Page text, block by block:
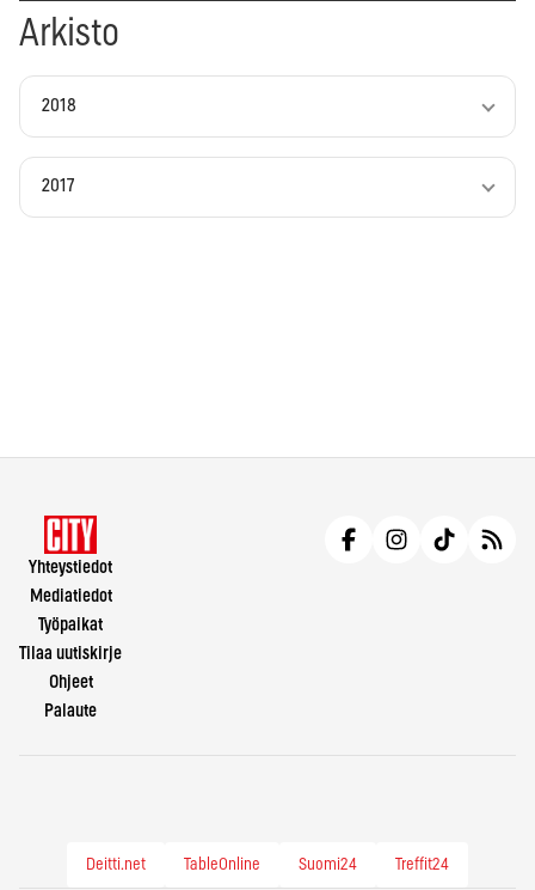
Arkisto
2018
2017
Yhteystiedot
Mediatiedot
Työpaikat
Tilaa uutiskirje
Ohjeet
Palaute
Deitti.net TableOnline Suomi24 Treffit24